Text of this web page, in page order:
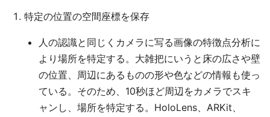
特定の位置の空間座標を保存
人の認識と同じくカメラに写る画像の特徴点分析に
より場所を特定する。大雑把にいうと床の広さや壁
の位置、周辺にあるものの形や色などの情報も使っ
ている。そのため、10秒ほど周辺をカメラでスキ
ャンし、場所を特定する。HoloLens、ARKit、